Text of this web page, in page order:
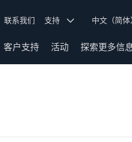
联系我们 支持 中文（简
客户支持 活动 探索更多信